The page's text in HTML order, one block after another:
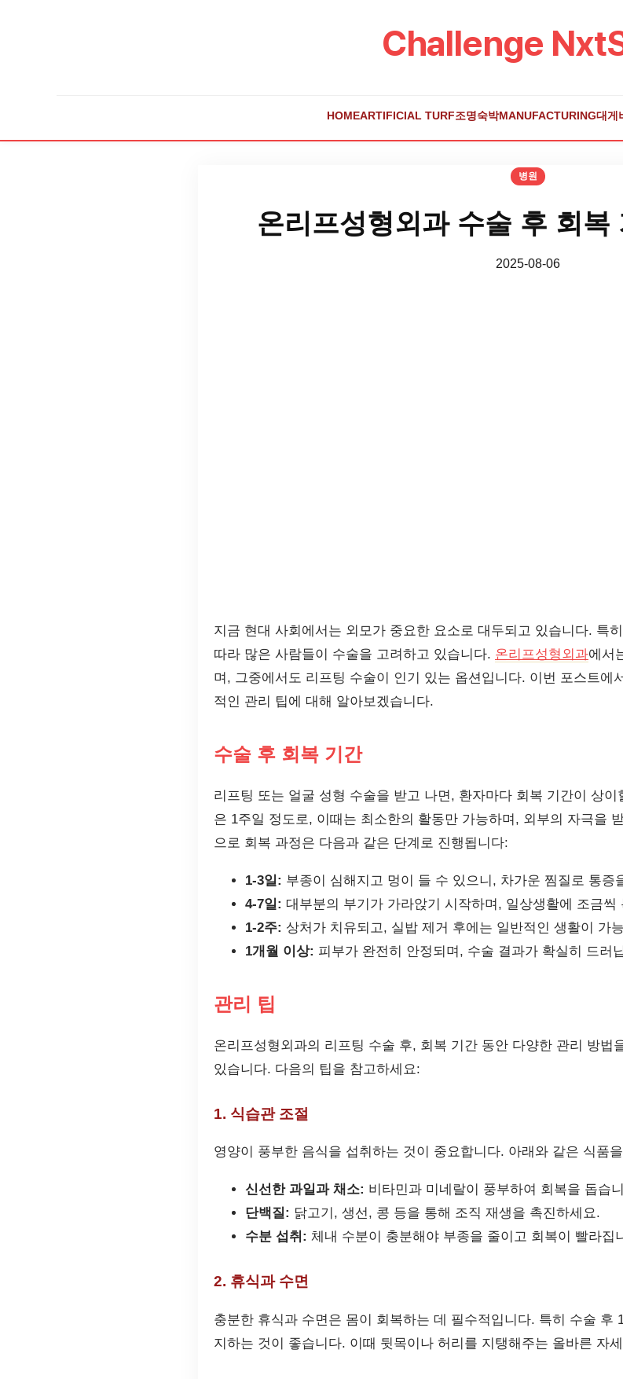
Challenge
HOMEARTIFICIAL TURF조명숙박MANUFACTURING대게
병원
온리프성형외과 수술 후 회복
2025-08-06
지금 현대 사회에서는 외모가 중요한 요소로 대두되고 있습니다. 특
따라 많은 사람들이 수술을 고려하고 있습니다. 온리프성형외과에서
며, 그중에서도 리프팅 수술이 인기 있는 옵션입니다. 이번 포스트에
적인 관리 팁에 대해 알아보겠습니다.
수술 후 회복 기간
리프팅 또는 얼굴 성형 수술을 받고 나면, 환자마다 회복 기간이 상
은 1주일 정도로, 이때는 최소한의 활동만 가능하며, 외부의 자극을
으로 회복 과정은 다음과 같은 단계로 진행됩니다:
1-3일: 부종이 심해지고 멍이 들 수 있으니, 차가운 찜질로 통증
4-7일: 대부분의 부기가 가라앉기 시작하며, 일상생활에 조금씩
1-2주: 상처가 치유되고, 실밥 제거 후에는 일반적인 생활이 가
1개월 이상: 피부가 완전히 안정되며, 수술 결과가 확실히 드러
관리 팁
온리프성형외과의 리프팅 수술 후, 회복 기간 동안 다양한 관리 방법
있습니다. 다음의 팁을 참고하세요:
1. 식습관 조절
영양이 풍부한 음식을 섭취하는 것이 중요합니다. 아래와 같은 식품
신선한 과일과 채소: 비타민과 미네랄이 풍부하여 회복을 돕습
단백질: 닭고기, 생선, 콩 등을 통해 조직 재생을 촉진하세요.
수분 섭취: 체내 수분이 충분해야 부종을 줄이고 회복이 빨라집
2. 휴식과 수면
충분한 휴식과 수면은 몸이 회복하는 데 필수적입니다. 특히 수술 후
지하는 것이 좋습니다. 이때 뒷목이나 허리를 지탱해주는 올바른 자